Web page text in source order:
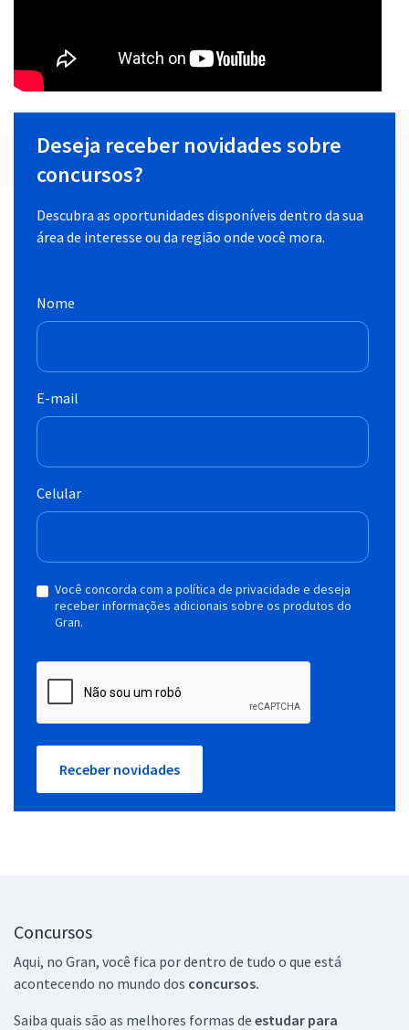
Deseja receber novidades sobre
concursos?
Descubra as oportunidades disponíveis dentro da sua
área de interesse ou da região onde você mora.
Nome
E-mail
Celular
Você concorda com a política de privacidade e deseja
receber informações adicionais sobre os produtos do
Gran.
Receber novidades
Concursos
Aqui, no Gran, você fica por dentro de tudo o que está
acontecendo no mundo dos concursos.
Saiba quais são as melhores formas de estudar para